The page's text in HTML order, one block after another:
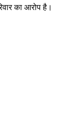
का आरोप है।